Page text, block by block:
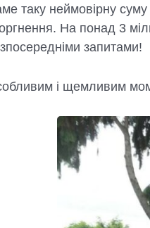
таку неймовірну
На понад 3
запитами!
і щемливим